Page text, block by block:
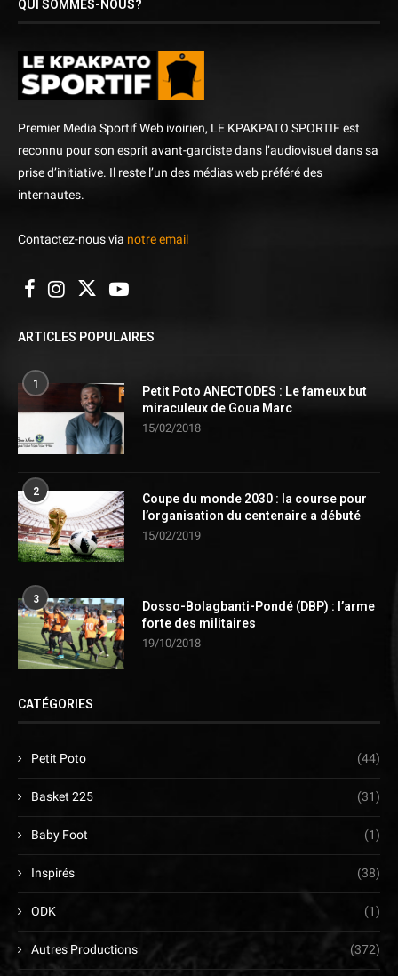
QUI SOMMES-NOUS?
Premier Media Sportif Web ivoirien, LE KPAKPATO SPORTIF est
reconnu pour son esprit avant-gardiste dans l’audiovisuel dans sa
prise d’initiative. Il reste l’un des médias web préféré des
internautes.
Contactez-nous via notre email
ARTICLES POPULAIRES
1
Petit Poto ANECTODES : Le fameux but
miraculeux de Goua Marc
15/02/2018
2
Coupe du monde 2030 : la course pour
l’organisation du centenaire a débuté
15/02/2019
3
Dosso-Bolagbanti-Pondé (DBP) : l’arme
forte des militaires
19/10/2018
CATÉGORIES
Petit Poto (44)
Basket 225 (31)
Baby Foot (1)
Inspirés (38)
ODK (1)
Autres Productions (372)